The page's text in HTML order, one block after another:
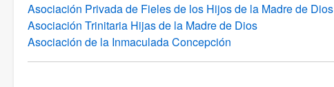
Asociación Privada de Fieles de los Hijos de la Madre de Dios
Asociación Trinitaria Hijas de la Madre de Dios
Asociación de la Inmaculada Concepción